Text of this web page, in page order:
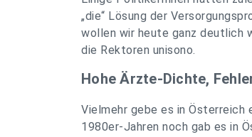
„die“ Lösung der
wollen wir heute ganz deutlich
die Rektoren unisono.
Hohe Ärzte-Dichte,
Vielmehr gebe es in Österreich
1980er-Jahren noch gab es in